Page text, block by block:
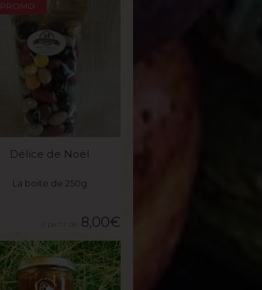
PROMO
Délice de Noël
La boite de 250g
8,00€